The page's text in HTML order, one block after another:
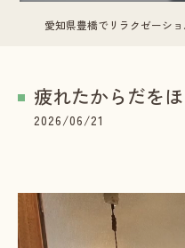
愛知
疲れたからだを
2026/06/21